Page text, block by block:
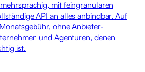
mit feingranularen
API an alles anbindbar. Auf
ohne Anbieter-
und Agenturen, denen
ist.